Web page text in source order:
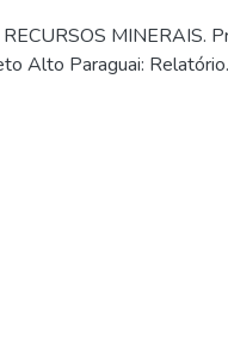
MINERAIS.
Alto Paraguai: